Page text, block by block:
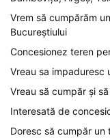
Vrem să cumpărăm
Bucureștiului
Concesionez teren
Vreau sa impaduresc
Vreau să cumpăr și
Interesată de
Doresc să cumpăr